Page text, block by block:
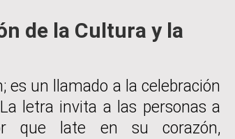
de la Cultura y la
es un llamado a la celebración
letra invita a las personas a
que late en su corazón,